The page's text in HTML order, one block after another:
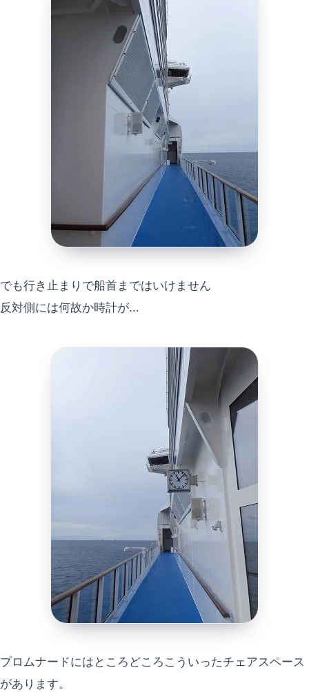
でも行き止まりで船首まではいけません
反対側には何故か時計が...
プロムナードにはところどころこういったチェアスペース
があります。